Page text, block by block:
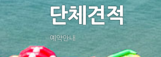
단체견적
예약안내